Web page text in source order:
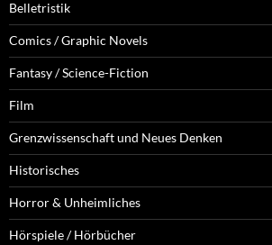
Belletristik
Comics / Graphic Novels
Fantasy / Science-Fiction
Film
Grenzwissenschaft und Neues Denken
Historisches
Horror & Unheimliches
Hörspiele / Hörbücher